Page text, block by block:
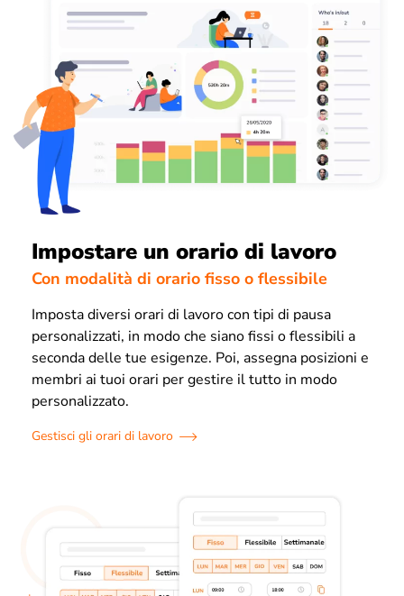
Impostare un orario di lavoro
Con modalità di orario fisso o flessibile
Imposta diversi orari di lavoro con tipi di pausa
personalizzati, in modo che siano fissi o flessibili a
seconda delle tue esigenze. Poi, assegna posizioni e
membri ai tuoi orari per gestire il tutto in modo
personalizzato.
Gestisci gli orari di lavoro